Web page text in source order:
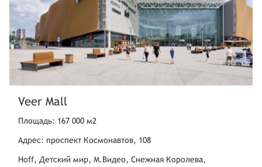
Veer Mall
Площадь: 167 000 м2
Адрес: проспект Космонавтов, 108
Hoff, Детский мир, М.Видео, Снежная Королева,